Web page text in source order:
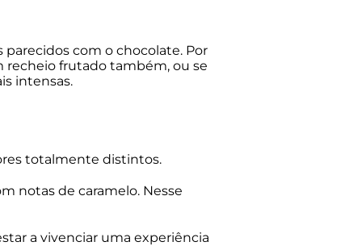
com o chocolate. Por
frutado também, ou se
intensas.
totalmente distintos.
notas de caramelo. Nesse
a vivenciar uma experiência